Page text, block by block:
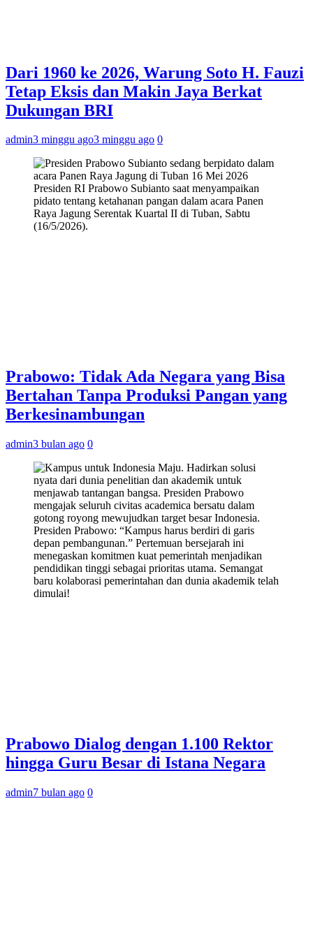
Dari 1960 ke 2026, Warung Soto H. Fauzi
Tetap Eksis dan Makin Jaya Berkat
Dukungan BRI
admin3 minggu ago3 minggu ago 0
Presiden RI Prabowo Subianto saat menyampaikan
pidato tentang ketahanan pangan dalam acara Panen
Raya Jagung Serentak Kuartal II di Tuban, Sabtu
(16/5/2026).
Prabowo: Tidak Ada Negara yang Bisa
Bertahan Tanpa Produksi Pangan yang
Berkesinambungan
admin3 bulan ago 0
Presiden Prabowo: “Kampus harus berdiri di garis
depan pembangunan.” Pertemuan bersejarah ini
menegaskan komitmen kuat pemerintah menjadikan
pendidikan tinggi sebagai prioritas utama. Semangat
baru kolaborasi pemerintahan dan dunia akademik telah
dimulai!
Prabowo Dialog dengan 1.100 Rektor
hingga Guru Besar di Istana Negara
admin7 bulan ago 0